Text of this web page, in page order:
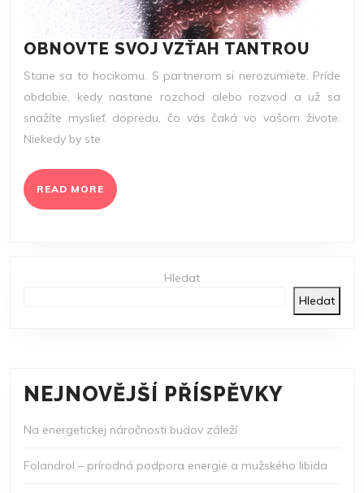
OBNOVTE SVOJ VZŤAH TANTROU
SVOJ
Stane sa to hocikomu. S partnerom si nerozumiete. Príde
obdobie, kedy nastane rozchod alebo rozvod a už sa
snažíte myslieť dopredu, čo vás čaká vo vašom živote.
Niekedy by ste
READ MORE READ
MORE
Hledat
Hledat
NEJNOVĚJŠÍ PŘÍSPĚVKY
Na energetickej náročnosti budov záleží
Folandrol – prírodná podpora energie a mužského libida